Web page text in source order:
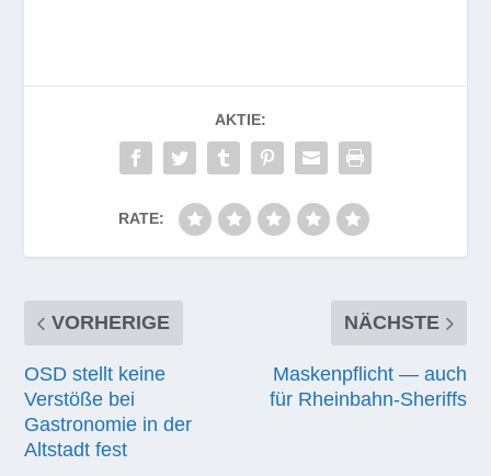
AKTIE:
RATE:
VORHERIGE
OSD stellt keine
Verstöße bei
Gastronomie in der
Altstadt fest
NÄCHSTE
Maskenpflicht — auch
für Rheinbahn-Sheriffs